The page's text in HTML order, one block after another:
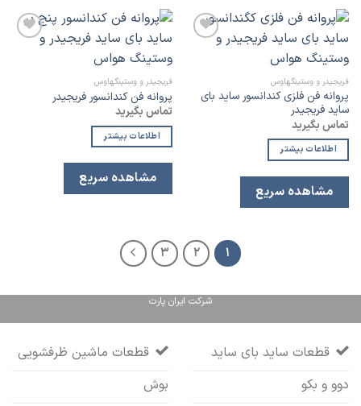
افزودن
مندی
فریجیدر و وستینگهاوس
پروانه فن فلزی کندانسور ساید بای
ساید فریجیدر
تماس بگیرید
اطلاعات بیشتر
مشاهده سریع
افزودن
فریجیدر و وستینگهاوس
پروانه فن کندانسور فریجیدر
تماس بگیرید
اطلاعات بیشتر
مشاهده سریع
1
2
3
شرکت ایران پارت
قطعات ساید بای ساید
دوو و بکو
قطعات ماشین ظرفشویی
بوش